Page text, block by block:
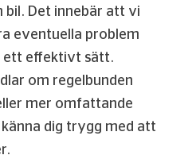
bil. Det innebär att vi
eventuella problem
ett effektivt sätt.
om regelbunden
mer omfattande
dig trygg med att